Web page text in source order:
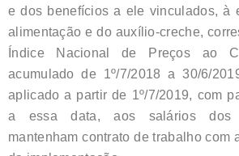
e dos benefícios a ele vinculados, à
alimentação e do auxílio-creche,
Índice Nacional de Preços ao
acumulado de 1º/7/2018 a 30/6/
aplicado a partir de 1º/7/2019, com
a essa data, aos salários dos
mantenham contrato de trabalho com